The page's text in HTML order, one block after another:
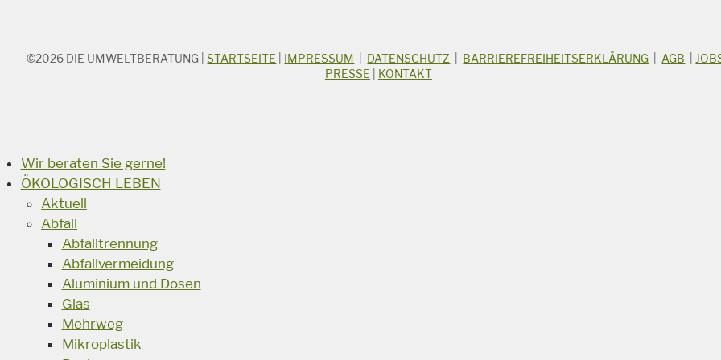
©2026 DIE UMWELTBERATUNG |STARTSEITE IMPRESSUM DATENSCHUTZ BARRIEREFREIHEITSERKLÄRUNG AGB
PRESSE
KONTAKT
Wir beraten Sie gerne!
ÖKOLOGISCH LEBEN
Aktuell
Abfall
Abfalltrennung
Abfallvermeidung
Aluminium und Dosen
Glas
Mehrweg
Mikroplastik